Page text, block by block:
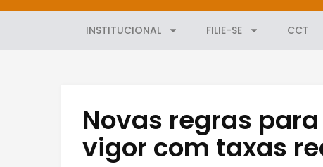
INSTITUCIONAL FILIE-SE CCT
Novas regras
vigor com taxas